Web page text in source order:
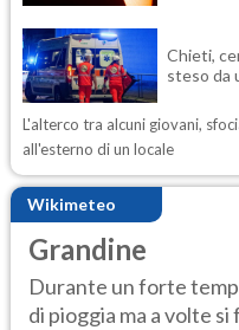
Chieti,
steso da
L'alterco tra alcuni giovani,
all'esterno di un locale
Wikimeteo
Grandine
Durante un forte
di pioggia ma a volte